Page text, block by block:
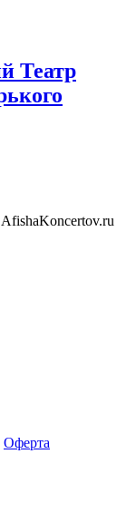
Театр
Оферта